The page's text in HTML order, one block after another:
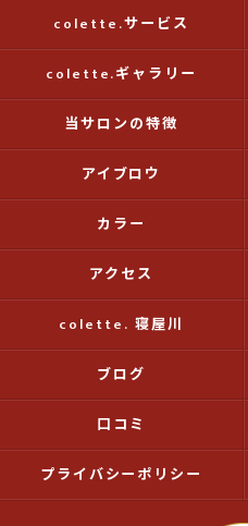
colette.サービス
colette.ギャラリー
当サロンの特徴
アイブロウ
カラー
アクセス
colette. 寝屋川
ブログ
口コミ
プライバシーポリシー